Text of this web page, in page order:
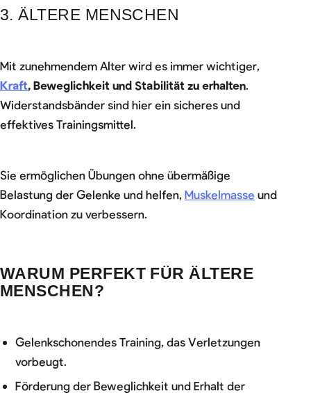
3. ÄLTERE MENSCHEN
Mit zunehmendem Alter wird es immer wichtiger,
Kraft, Beweglichkeit und Stabilität zu erhalten.
Widerstandsbänder sind hier ein sicheres und
effektives Trainingsmittel.
Sie ermöglichen Übungen ohne übermäßige
Belastung der Gelenke und helfen, Muskelmasse und
Koordination zu verbessern.
WARUM PERFEKT FÜR ÄLTERE
MENSCHEN?
Gelenkschonendes Training, das Verletzungen
vorbeugt.
Förderung der Beweglichkeit und Erhalt der